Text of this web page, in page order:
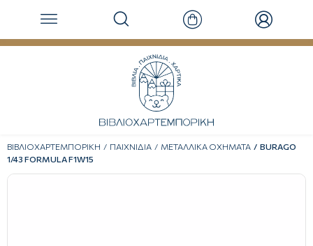
ΒΙΒΛΙΟΧΑΡΤΕΜΠΟΡΙΚΗ ΠΑΙΧΝΙΔΙΑ ΜΕΤΑΛΛΙΚΑ ΟΧΗΜΑΤΑ
BURAGO
1/43 FORMULA F1W15